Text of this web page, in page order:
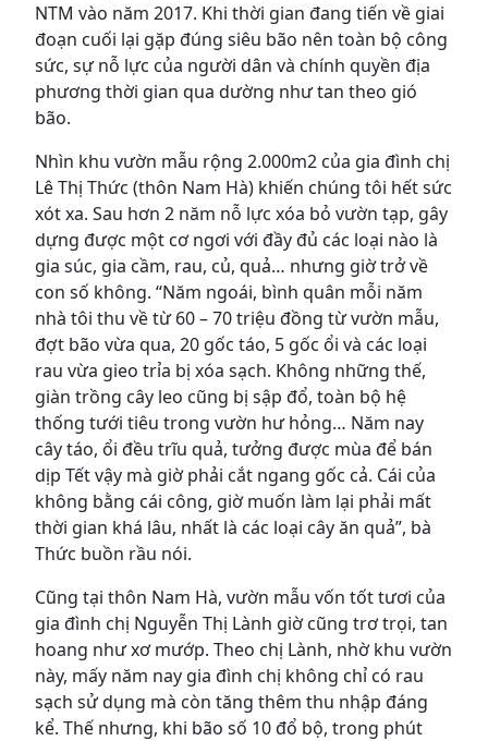
NTM vào năm 2017. Khi thời gian đang tiến về giai
đoạn cuối lại gặp đúng siêu bão nên toàn bộ công
sức, sự nỗ lực của người dân và chính quyền địa
phương thời gian qua dường như tan theo gió
bão.
Nhìn khu vườn mẫu rộng 2.000m2 của gia đình chị
Lê Thị Thức (thôn Nam Hà) khiến chúng tôi hết sức
xót xa. Sau hơn 2 năm nỗ lực xóa bỏ vườn tạp, gây
dựng được một cơ ngơi với đầy đủ các loại nào là
gia súc, gia cầm, rau, củ, quả… nhưng giờ trở về
con số không. “Năm ngoái, bình quân mỗi năm
nhà tôi thu về từ 60 – 70 triệu đồng từ vườn mẫu,
đợt bão vừa qua, 20 gốc táo, 5 gốc ổi và các loại
rau vừa gieo trỉa bị xóa sạch. Không những thế,
giàn trồng cây leo cũng bị sập đổ, toàn bộ hệ
thống tưới tiêu trong vườn hư hỏng… Năm nay
cây táo, ổi đều trĩu quả, tưởng được mùa để bán
dịp Tết vậy mà giờ phải cắt ngang gốc cả. Cái của
không bằng cái công, giờ muốn làm lại phải mất
thời gian khá lâu, nhất là các loại cây ăn quả”, bà
Thức buồn rầu nói.
Cũng tại thôn Nam Hà, vườn mẫu vốn tốt tươi của
gia đình chị Nguyễn Thị Lành giờ cũng trơ trọi, tan
hoang như xơ mướp. Theo chị Lành, nhờ khu vườn
này, mấy năm nay gia đình chị không chỉ có rau
sạch sử dụng mà còn tăng thêm thu nhập đáng
kể. Thế nhưng, khi bão số 10 đổ bộ, trong phút